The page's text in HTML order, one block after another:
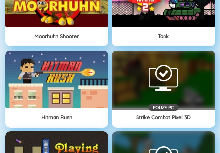
Moorhuhn Shooter Tank
Hitman Rush
POUZE PC
Strike Combat Pixel 3D